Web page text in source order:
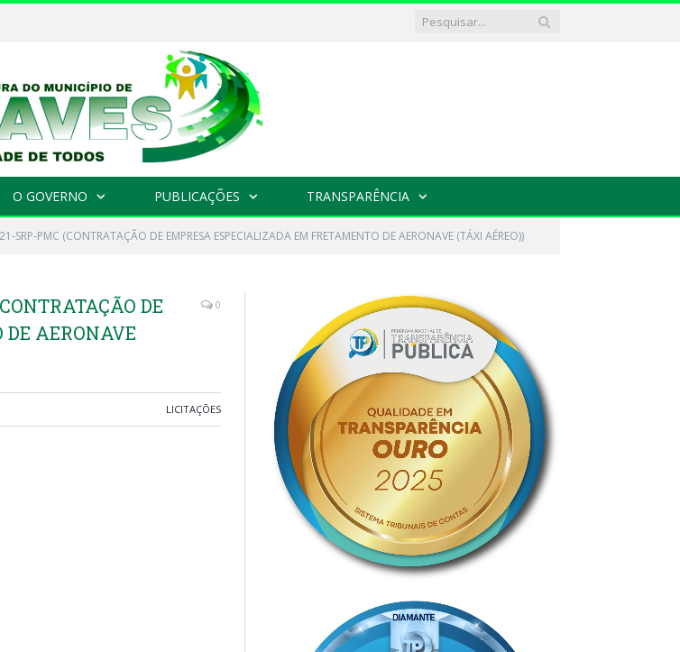
O GOVERNO PUBLICAÇÕES TRANSPARÊNCIA
SRP-PMC (CONTRATAÇÃO DE EMPRESA ESPECIALIZADA EM FRETAMENTO DE AERONAVE (TÁXI AÉREO))
DE
AERONAVE
0
LICITAÇÕES